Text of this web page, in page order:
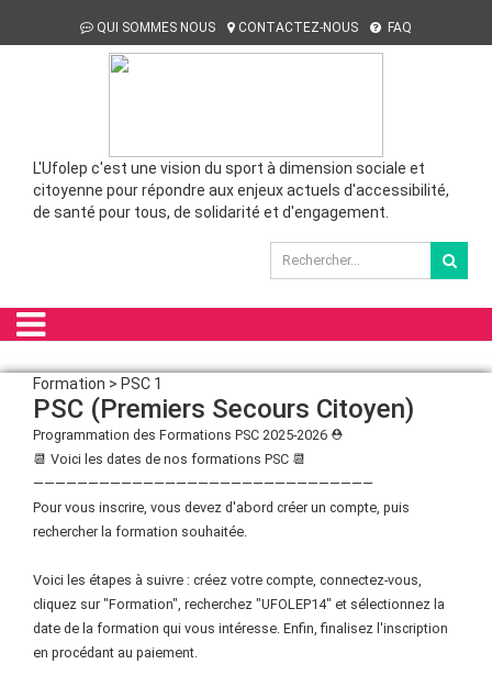
QUI SOMMES NOUS CONTACTEZ-NOUS FAQ
L'Ufolep c'est une vision du sport à dimension sociale et
citoyenne pour répondre aux enjeux actuels d'accessibilité,
de santé pour tous, de solidarité et d'engagement.
Formation > PSC 1
PSC (Premiers Secours Citoyen)
Programmation des Formations PSC 2025-2026 ⛑️
📆 Voici les dates de nos formations PSC 📆
———————————————————————————————
Pour vous inscrire, vous devez d'abord créer un compte, puis
rechercher la formation souhaitée.
Voici les étapes à suivre : créez votre compte, connectez-vous,
cliquez sur "Formation", recherchez "UFOLEP14" et sélectionnez la
date de la formation qui vous intéresse. Enfin, finalisez l'inscription
en procédant au paiement.